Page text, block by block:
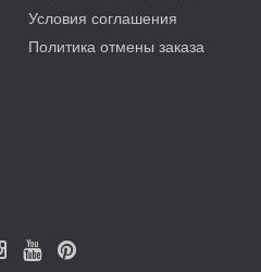
Условия соглашения
Политика отмены заказа